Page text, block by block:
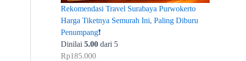
Rekomendasi Travel Surabaya Purwokerto
Harga Tiketnya Semurah Ini, Paling Diburu
Penumpang❗
Dinilai 5.00 dari 5
Rp185.000